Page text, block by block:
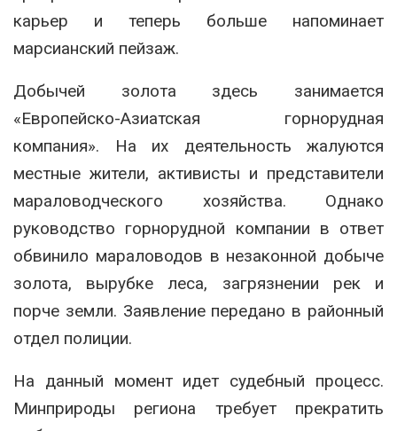
карьер и теперь больше напоминает
марсианский пейзаж.
Добычей золота здесь занимается
«Европейско-Азиатская горнорудная
компания». На их деятельность жалуются
местные жители, активисты и представители
мараловодческого хозяйства. Однако
руководство горнорудной компании в ответ
обвинило мараловодов в незаконной добыче
золота, вырубке леса, загрязнении рек и
порче земли. Заявление передано в районный
отдел полиции.
На данный момент идет судебный процесс.
Минприроды региона требует прекратить